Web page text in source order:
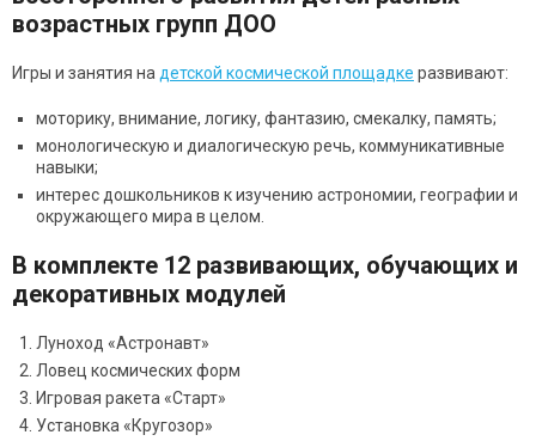
возрастных групп ДОО
Игры и занятия на детской космической площадке развивают:
моторику, внимание, логику, фантазию, смекалку, память;
монологическую и диалогическую речь, коммуникативные
навыки;
интерес дошкольников к изучению астрономии, географии и
окружающего мира в целом.
В комплекте 12 развивающих, обучающих и
декоративных модулей
Луноход «Астронавт»
Ловец космических форм
Игровая ракета «Старт»
Установка «Кругозор»